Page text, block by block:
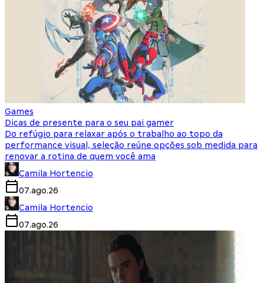
Games
Dicas de presente para o seu pai gamer
Do refúgio para relaxar após o trabalho ao topo da
performance visual, seleção reúne opções sob medida para
renovar a rotina de quem você ama
Camila Hortencio
07.ago.26
Camila Hortencio
07.ago.26